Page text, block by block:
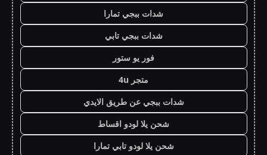
شدات ببجي تمارا
شدات ببجي تابي
فور يو ستور
متجر 4u
شدات ببجي عن طريق الايدي
شحن يلا لودو اقساط
شحن يلا لودو تابي تمارا